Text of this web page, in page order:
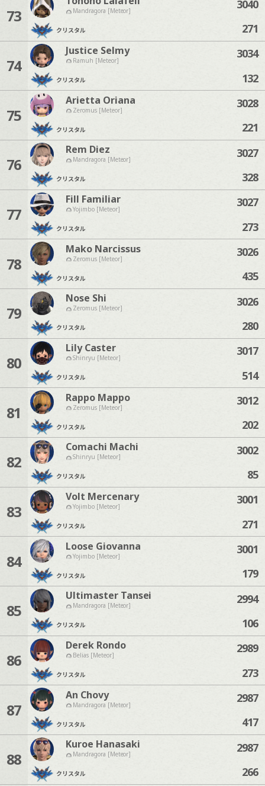
73 Mandragora [Meteor]
クリスタル
3040
271
74
Justice Selmy
Ramuh [Meteor]
クリスタル
3034
132
75
Arietta Oriana
Zeromus [Meteor]
クリスタル
3028
221
76
Rem Diez
Mandragora [Meteor]
クリスタル
3027
328
77
Fill Familiar
Yojimbo [Meteor]
クリスタル
3027
273
78
Mako Narcissus
Zeromus [Meteor]
クリスタル
3026
435
79
Nose Shi
Zeromus [Meteor]
クリスタル
3026
280
80
Lily Caster
Shinryu [Meteor]
クリスタル
3017
514
81
Rappo Mappo
Zeromus [Meteor]
クリスタル
3012
202
82
Comachi Machi
Shinryu [Meteor]
クリスタル
3002
85
83
Volt Mercenary
Yojimbo [Meteor]
クリスタル
3001
271
84
Loose Giovanna
Yojimbo [Meteor]
クリスタル
3001
179
85
Ultimaster Tansei
Mandragora [Meteor]
クリスタル
2994
106
86
Derek Rondo
Belias [Meteor]
クリスタル
2989
273
87
An Chovy
Mandragora [Meteor]
クリスタル
2987
417
88
Kuroe Hanasaki
Mandragora [Meteor]
クリスタル
2987
266